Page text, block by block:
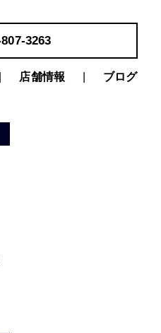
3263
店舗情報 ブログ